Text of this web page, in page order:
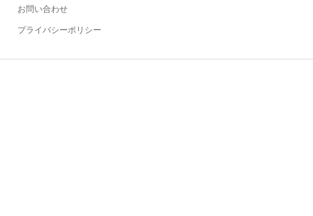
お問い合わせ
プライバシーポリシー